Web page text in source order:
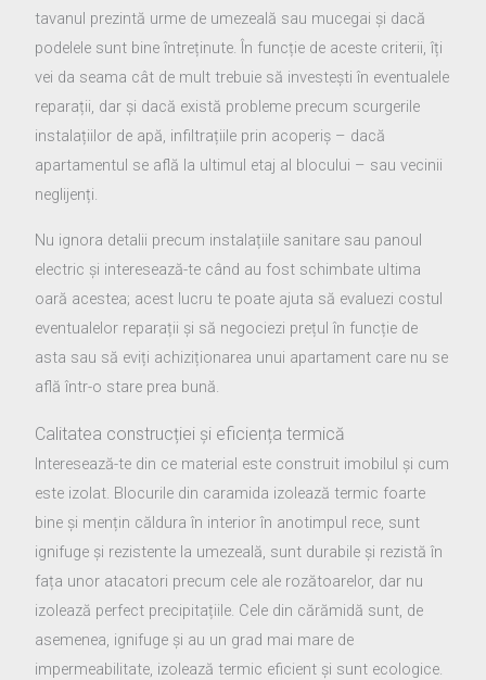
tavanul prezintă urme de umezeală sau mucegai și dacă
podelele sunt bine întreținute. În funcție de aceste criterii, îți
vei da seama cât de mult trebuie să investești în eventualele
reparații, dar și dacă există probleme precum scurgerile
instalațiilor de apă, infiltrațiile prin acoperiș – dacă
apartamentul se află la ultimul etaj al blocului – sau vecinii
neglijenți.
Nu ignora detalii precum instalațiile sanitare sau panoul
electric și interesează-te când au fost schimbate ultima
oară acestea; acest lucru te poate ajuta să evaluezi costul
eventualelor reparații și să negociezi prețul în funcție de
asta sau să eviți achiziționarea unui apartament care nu se
află într-o stare prea bună.
Calitatea construcției și eficiența termică
Interesează-te din ce material este construit imobilul și cum
este izolat. Blocurile din caramida izolează termic foarte
bine și mențin căldura în interior în anotimpul rece, sunt
ignifuge și rezistente la umezeală, sunt durabile și rezistă în
fața unor atacatori precum cele ale rozătoarelor, dar nu
izolează perfect precipitațiile. Cele din cărămidă sunt, de
asemenea, ignifuge și au un grad mai mare de
impermeabilitate, izolează termic eficient și sunt ecologice.